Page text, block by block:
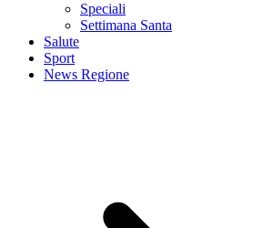
Speciali
Settimana Santa
Salute
Sport
News Regione